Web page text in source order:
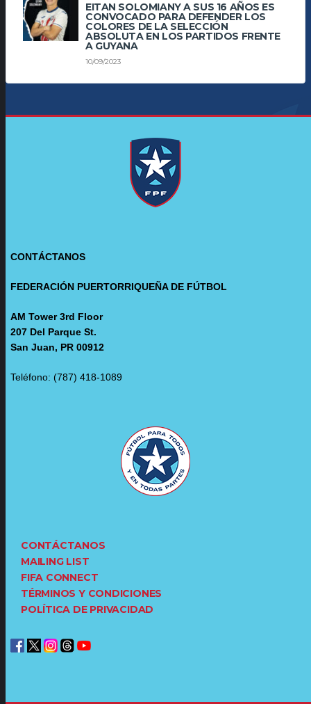
EITAN SOLOMIANY A SUS 16 AÑOS ES
CONVOCADO PARA DEFENDER LOS
COLORES DE LA SELECCIÓN
ABSOLUTA EN LOS PARTIDOS FRENTE
A GUYANA
10/09/2023
CONTÁCTANOS
FEDERACIÓN PUERTORRIQUEÑA DE FÚTBOL
AM Tower 3rd Floor
207 Del Parque St.
San Juan, PR 00912
Teléfono: (787) 418-1089
CONTÁCTANOS
MAILING LIST
FIFA CONNECT
TÉRMINOS Y CONDICIONES
POLÍTICA DE PRIVACIDAD